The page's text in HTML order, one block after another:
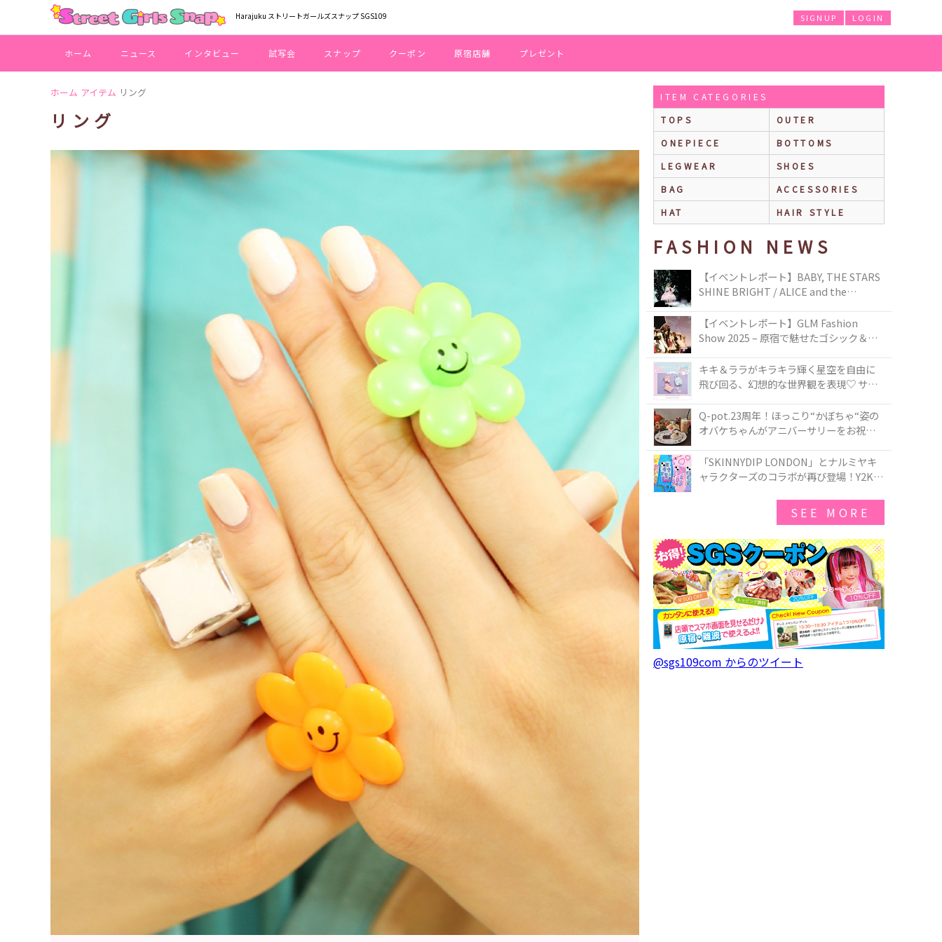
Harajuku ストリートガールズスナップ SGS109 LOGIN
SIGNUP
ホーム ニュース インタビュー 試写会 スナップ クーポン 原宿店舗 プレゼント
ホーム アイテム リング
リング
ITEM CATEGORIES
TOPS
OUTER
ONEPIECE
BOTTOMS
LEGWEAR
SHOES
BAG
ACCESSORIES
HAT
HAIR STYLE
FASHION NEWS
【イベントレポート】BABY, THE STARS
SHINE BRIGHT / ALICE and the
TOKYO
【イベントレポート】GLM Fashion
Show 2025 – 原宿で魅せたゴシック＆ロ
キキ＆ララがキラキラ輝く星空を自由に
飛び回る、幻想的な世界観を表現♡ サマ
50周年アニバーサリーイヤー』を記念し
たコレクションが登場
Q-pot.23周年！ほっこり“かぼちゃ“姿の
オバケちゃんがアニバーサリーをお祝い
ー」が新発売！Q-pot CAFE.では「かぼち
ゃのオバケーキプレート」も登場
「SKINNYDIP LONDON」とナルミヤキ
ャラクターズのコラボが再び登場！Y2Kム
SEE MORE
@sgs109com からのツイート